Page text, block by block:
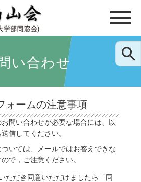
い合わせ
ォームの注意事項
問い合わせが必要な場合には、以
信してください。
いては、メールではお答えできな
で，ご注意ください。
ただき同意いただけましたら「同